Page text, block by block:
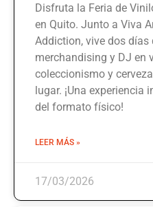
Disfruta la Feria de
en Quito. Junto a Viva
Addiction, vive dos días
merchandising y DJ en
coleccionismo y
lugar. ¡Una experiencia
del formato físico!
LEER MÁS »
17/03/2026